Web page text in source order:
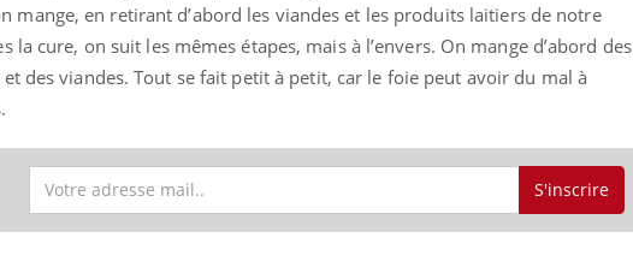
mange, en retirant d’abord les viandes et les produits laitiers de notre
cure, on suit les mêmes étapes, mais à l’envers. On mange d’abord des
des viandes. Tout se fait petit à petit, car le foie peut avoir du mal à
S'inscrire